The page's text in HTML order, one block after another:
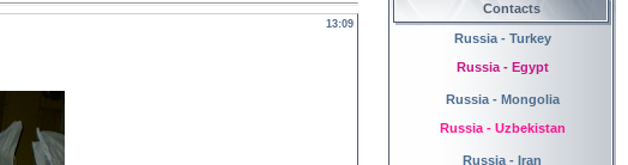
13:09
Contacts
Russia - Turkey
Russia - Egypt
Russia - Mongolia
Russia - Uzbekistan
Russia - Iran